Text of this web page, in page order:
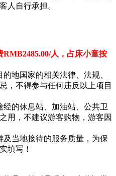
人自行承担。
人，占床小童按
地国家的相关法律、法规、
，不得参与任何违反以上项目
的休息站、加油站、公共卫
用，不建议游客购物，游客因
当地接待的服务质量，为保
填写！